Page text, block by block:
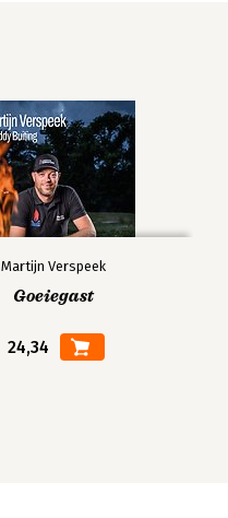
Martijn Verspeek
Goeiegast
24,34